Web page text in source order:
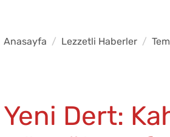
Anasayfa Lezzetli Haberler
Yeni Dert: